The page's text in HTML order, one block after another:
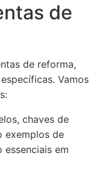
de
de reforma,
Vamos
chaves de
exemplos de
essenciais em